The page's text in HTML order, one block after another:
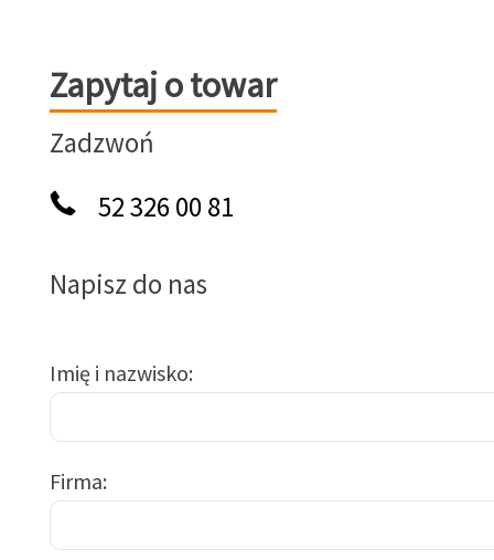
Zapytaj o towar
Zapytaj o towar
Zadzwoń
52 326 00 81
Napisz do nas
Imię i nazwisko
Firma